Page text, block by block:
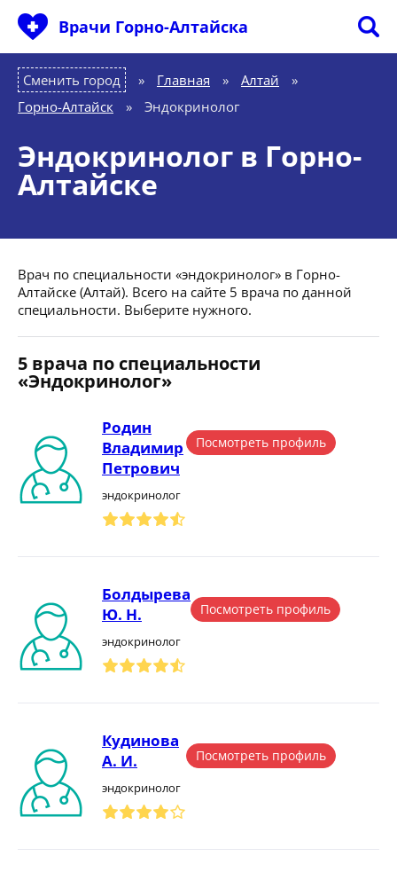
Врачи Горно-Алтайска
Сменить город Главная » Алтай
»
Горно-Алтайск
» Эндокринолог
Эндокринолог в Горно-
Алтайске
Врач по специальности «эндокринолог» в Горно-
Алтайске (Алтай). Всего на сайте 5 врача по данной
специальности. Выберите нужного.
5 врача по специальности
«Эндокринолог»
Родин
Владимир
Петрович
эндокринолог
Посмотреть профиль
Болдырева
Ю. Н.
эндокринолог
Посмотреть профиль
Кудинова
А. И.
эндокринолог
Посмотреть профиль